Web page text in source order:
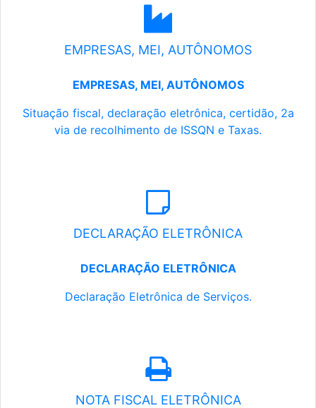
EMPRESAS, MEI, AUTÔNOMOS
EMPRESAS, MEI, AUTÔNOMOS
Situação fiscal, declaração eletrônica, certidão, 2a
via de recolhimento de ISSQN e Taxas.
DECLARAÇÃO ELETRÔNICA
DECLARAÇÃO ELETRÔNICA
Declaração Eletrônica de Serviços.
NOTA FISCAL ELETRÔNICA